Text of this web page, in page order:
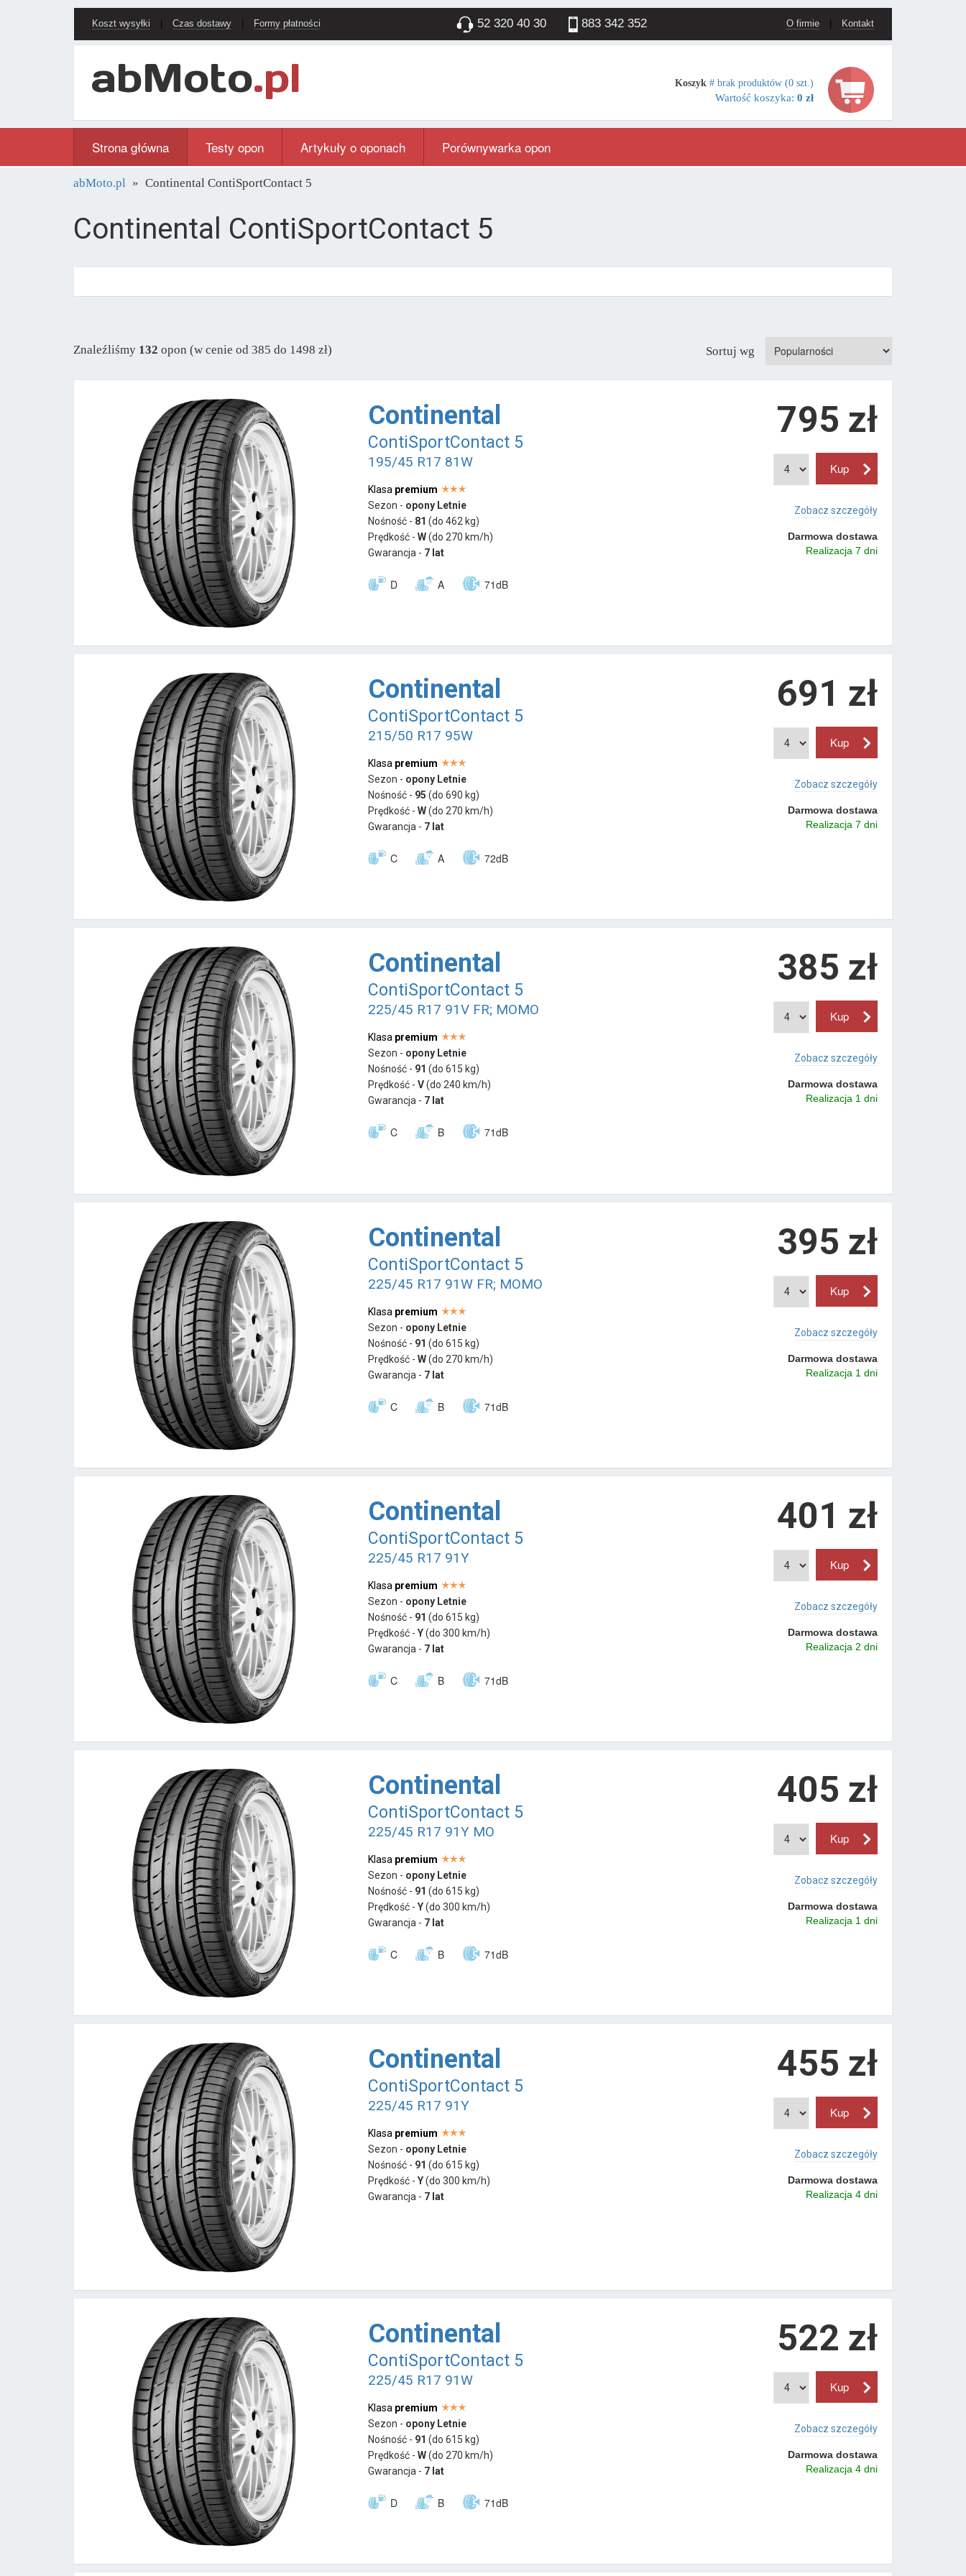
Koszt wysyłki Czas dostawy Formy płatności 52 320 40 30 883 342 352 O firmie Kontakt
Koszyk # brak produktów (0 szt.)
Wartość koszyka: 0 zł
Strona główna Testy opon Artykuły o oponach Porównywarka opon
abMoto.pl Continental ContiSportContact 5
Continental ContiSportContact 5
Znaleźliśmy 132 opon (w cenie od 385 do 1498 zł) Sortuj wg
Continental
ContiSportContact 5
195/45 R17 81W
Klasa premium
Sezon - opony Letnie
Nośność - 81 (do 462 kg)
Prędkość -W (do 270 km/h)
Gwarancja - 7 lat
D A 71dB
795 zł
Zobacz szczegóły
Darmowa dostawa
Realizacja 7 dni
Continental
ContiSportContact 5
215/50 R17 95W
Klasa premium
Sezon - opony Letnie
Nośność - 95 (do 690 kg)
Prędkość -W (do 270 km/h)
Gwarancja - 7 lat
C A 72dB
691 zł
Zobacz szczegóły
Darmowa dostawa
Realizacja 7 dni
Continental
ContiSportContact 5
225/45 R17 91V FR; MOMO
Klasa premium
Sezon - opony Letnie
Nośność - 91 (do 615 kg)
Prędkość -V (do 240 km/h)
Gwarancja - 7 lat
C B 71dB
385 zł
Zobacz szczegóły
Darmowa dostawa
Realizacja 1 dni
Continental
ContiSportContact 5
225/45 R17 91W FR; MOMO
Klasa premium
Sezon - opony Letnie
Nośność - 91 (do 615 kg)
Prędkość -W (do 270 km/h)
Gwarancja - 7 lat
C B 71dB
395 zł
Zobacz szczegóły
Darmowa dostawa
Realizacja 1 dni
Continental
ContiSportContact 5
225/45 R17 91Y
Klasa premium
Sezon - opony Letnie
Nośność - 91 (do 615 kg)
Prędkość -Y (do 300 km/h)
Gwarancja - 7 lat
C B 71dB
401 zł
Zobacz szczegóły
Darmowa dostawa
Realizacja 2 dni
Continental
ContiSportContact 5
225/45 R17 91Y MO
Klasa premium
Sezon - opony Letnie
Nośność - 91 (do 615 kg)
Prędkość -Y (do 300 km/h)
Gwarancja - 7 lat
C B 71dB
405 zł
Zobacz szczegóły
Darmowa dostawa
Realizacja 1 dni
Continental
ContiSportContact 5
225/45 R17 91Y
Klasa premium
Sezon - opony Letnie
Nośność - 91 (do 615 kg)
Prędkość -Y (do 300 km/h)
Gwarancja - 7 lat
455 zł
Zobacz szczegóły
Darmowa dostawa
Realizacja 4 dni
Continental
ContiSportContact 5
225/45 R17 91W
Klasa premium
Sezon - opony Letnie
Nośność - 91 (do 615 kg)
Prędkość -W (do 270 km/h)
Gwarancja - 7 lat
D B 71dB
522 zł
Zobacz szczegóły
Darmowa dostawa
Realizacja 4 dni